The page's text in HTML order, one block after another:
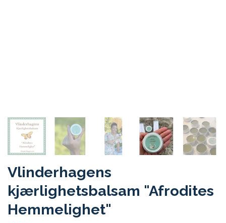
Vlinderhagens
kjærlighetsbalsam "Afrodites
Hemmelighet"